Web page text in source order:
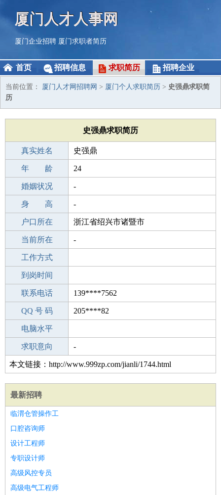
厦门人才人事网
厦门企业招聘 厦门求职者简历
首页 招聘信息 求职简历 招聘企业
当前位置： 厦门人才网招聘网 > 厦门个人求职简历 > 史强鼎求职简
历
史强鼎求职简历
真实姓名 史强鼎
性 别 男
年 龄 24
出生年月 2002-11-16
婚姻状况 -
学 历 成人教育
身 高 -
毕业学校 南平市通讯职业技能培训学校
户口所在 浙江省绍兴市诸暨市
所学专业 -
当前所在 -
工作经验
工作方式
驾 照
到岗时间
期望月薪
联系电话 139****7562
手机号码 139****7562
QQ 号 码 205****82
微信号码
电脑水平
外语水平
求职意向 -
本文链接：http://www.999zp.com/jianli/1744.html
最新招聘
临渭仓管操作工
口腔咨询师
设计工程师
专职设计师
高级风控专员
高级电气工程师